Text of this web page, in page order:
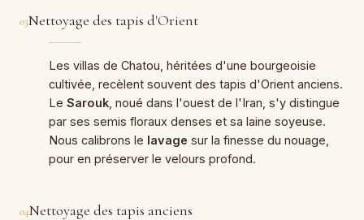
03Nettoyage des tapis d'Orient
Les villas de Chatou, héritées d'une bourgeoisie
cultivée, recèlent souvent des tapis d'Orient anciens.
Le Sarouk , noué dans l'ouest de l'Iran, s'y distingue
par ses semis floraux denses et sa laine soyeuse.
Nous calibrons le lavage sur la finesse du nouage,
pour en préserver le velours profond.
04Nettoyage des tapis anciens